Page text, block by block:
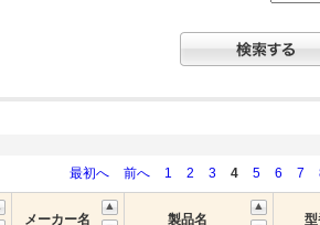
最初へ
前へ 1 2 3 4 5 6 7
メーカー名 製品名